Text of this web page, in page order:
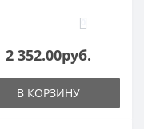
0
2 352.00руб.
В КОРЗИНУ